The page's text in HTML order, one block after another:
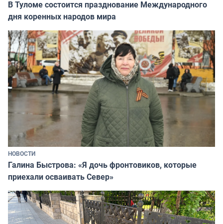
В Туломе состоится празднование Международного
дня коренных народов мира
НОВОСТИ
Галина Быстрова: «Я дочь фронтовиков, которые
приехали осваивать Север»